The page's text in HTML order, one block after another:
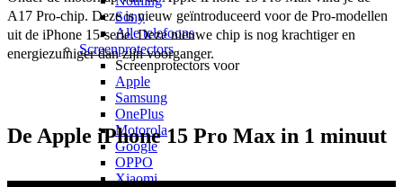
Sony
Alle telefoons
Screenprotectors
Screenprotectors voor
Apple
Samsung
OnePlus
Motorola
Google
OPPO
Xiaomi
A17 Pro-chip. Deze is nieuw geïntroduceerd voor de Pro-modellen
uit de iPhone 15-serie. Deze nieuwe chip is nog krachtiger en
energiezuiniger dan zijn voorganger.
De Apple iPhone 15 Pro Max in 1 minuut